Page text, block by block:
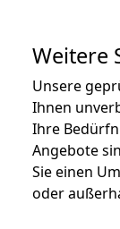
Weitere
Unsere
Ihnen
Ihre
Angebote
Sie einen
oder